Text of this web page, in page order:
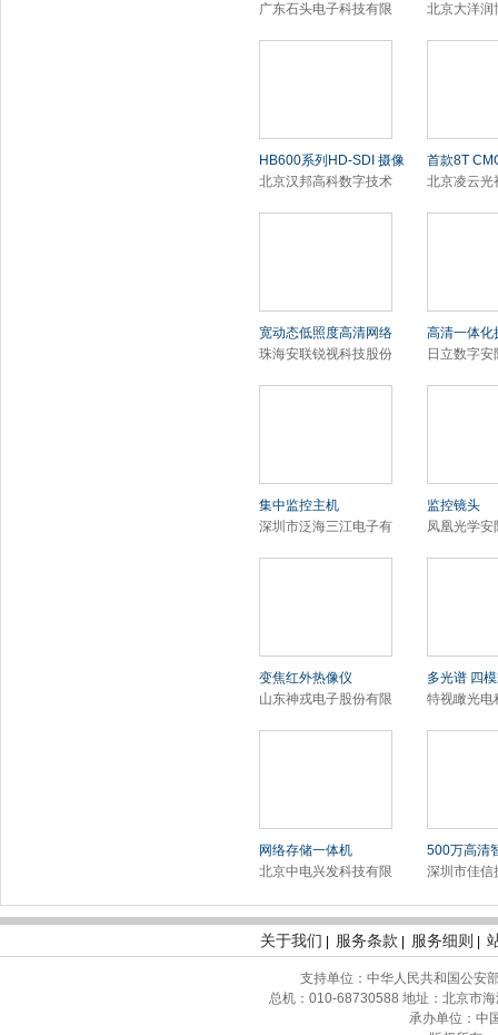
广东石头电子科技有限
北京大洋润
HB600系列HD-SDI 摄像
北京汉邦高科数字技术
首款8T
北京凌云光
宽动态低照度高清网络
珠海安联锐视科技股份
高清一体化
日立数字
集中监控主机
深圳市泛海三江电子有
监控镜头
凤凰光学安
变焦红外热像仪
山东神戎电子股份有限
多光谱 四
特视瞰光电
网络存储一体机
北京中电兴发科技有限
500万高清
深圳市佳信
关于我们 服务条款 服务细则
支持单位：中华人民共和国公安
总机：010-68730588 地址：北京市
承办单位：中